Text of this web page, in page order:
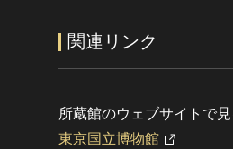
関連リンク
所蔵館のウェブサイトで
東京国立博物館